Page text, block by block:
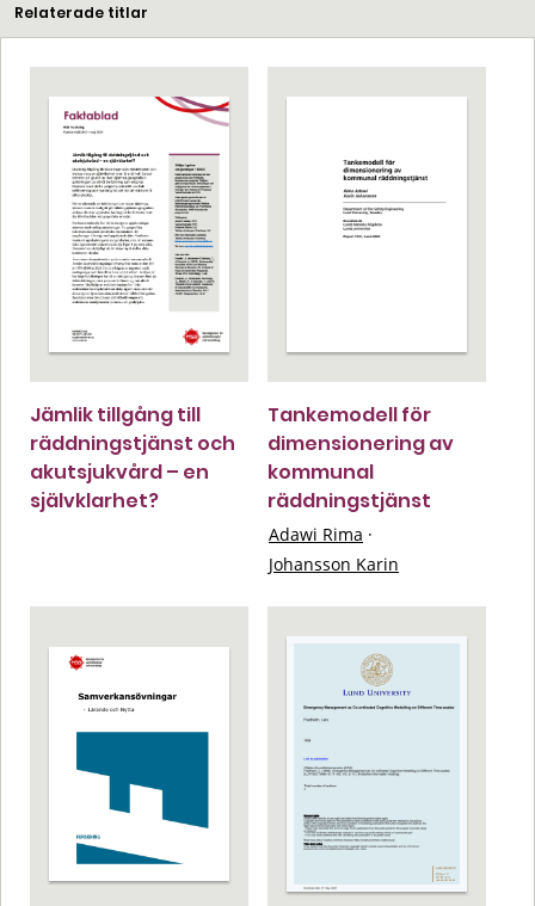
Relaterade titlar
Jämlik tillgång till
räddningstjänst och
akutsjukvård – en
självklarhet?
Tankemodell för
dimensionering av
kommunal
räddningstjänst
Adawi Rima ·
Johansson Karin